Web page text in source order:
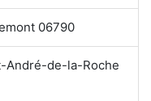
06790
André-de-la-Roche